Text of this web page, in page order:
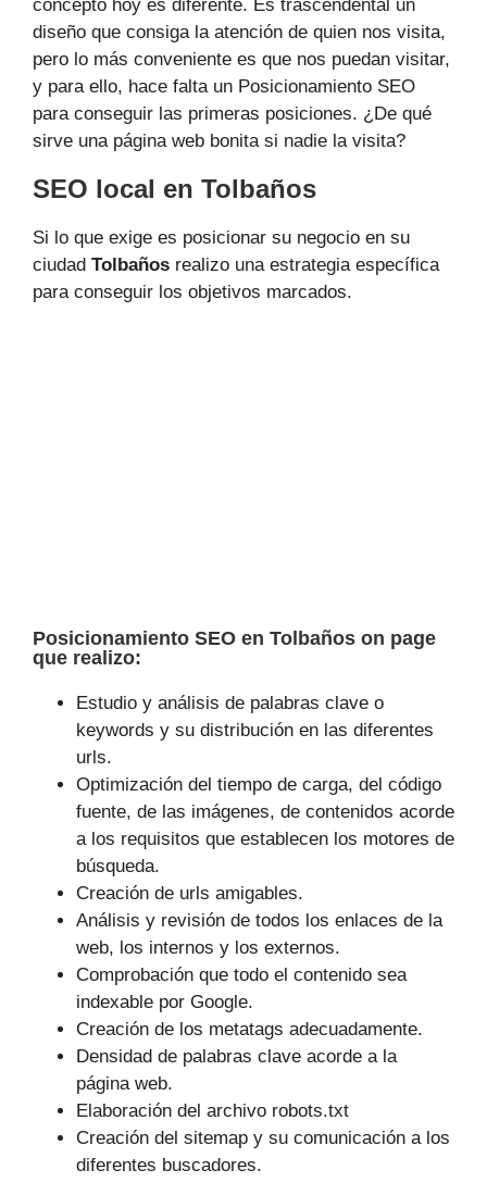
concepto hoy es diferente. Es trascendental un
diseño que consiga la atención de quien nos visita,
pero lo más conveniente es que nos puedan visitar,
y para ello, hace falta un Posicionamiento SEO
para conseguir las primeras posiciones. ¿De qué
sirve una página web bonita si nadie la visita?
SEO local en Tolbaños
Si lo que exige es posicionar su negocio en su
ciudad Tolbaños realizo una estrategia específica
para conseguir los objetivos marcados.
Posicionamiento SEO en Tolbaños on page
que realizo:
Estudio y análisis de palabras clave o
keywords y su distribución en las diferentes
urls.
Optimización del tiempo de carga, del código
fuente, de las imágenes, de contenidos acorde
a los requisitos que establecen los motores de
búsqueda.
Creación de urls amigables.
Análisis y revisión de todos los enlaces de la
web, los internos y los externos.
Comprobación que todo el contenido sea
indexable por Google.
Creación de los metatags adecuadamente.
Densidad de palabras clave acorde a la
página web.
Elaboración del archivo robots.txt
Creación del sitemap y su comunicación a los
diferentes buscadores.